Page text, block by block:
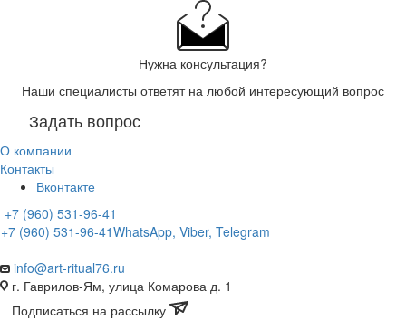
Нужна консультация?
Наши специалисты ответят на любой интересующий вопрос
Задать вопрос
О компании
Контакты
Вконтакте
+7 (960) 531-96-41
+7 (960) 531-96-41WhatsApp, Viber, Telegram
info@art-ritual76.ru
г. Гаврилов-Ям, улица Комарова д. 1
Подписаться на рассылку